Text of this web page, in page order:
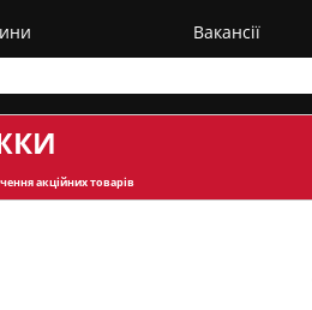
Вакансії
акційних товарів